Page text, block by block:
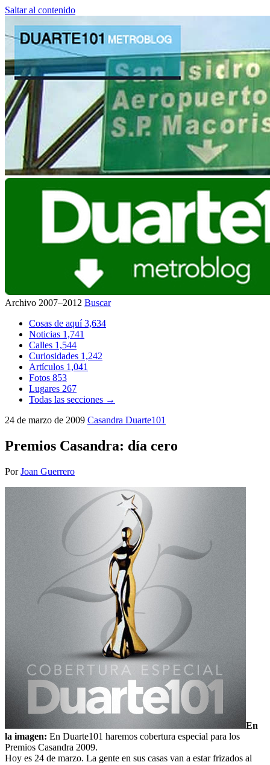
Saltar al contenido
Archivo 2007–2012 Buscar
Cosas de aquí3,634
Noticias 1,741
Calles 1,544
Curiosidades 1,242
Artículos 1,041
Fotos 853
Lugares 267
Todas las secciones →
24 de marzo de 2009 Casandra Duarte101
Premios Casandra: día cero
PorJoan Guerrero
En
la imagen: En Duarte101 haremos cobertura especial para los
Premios Casandra 2009.
Hoy es 24 de marzo. La gente en sus casas van a estar frizados al